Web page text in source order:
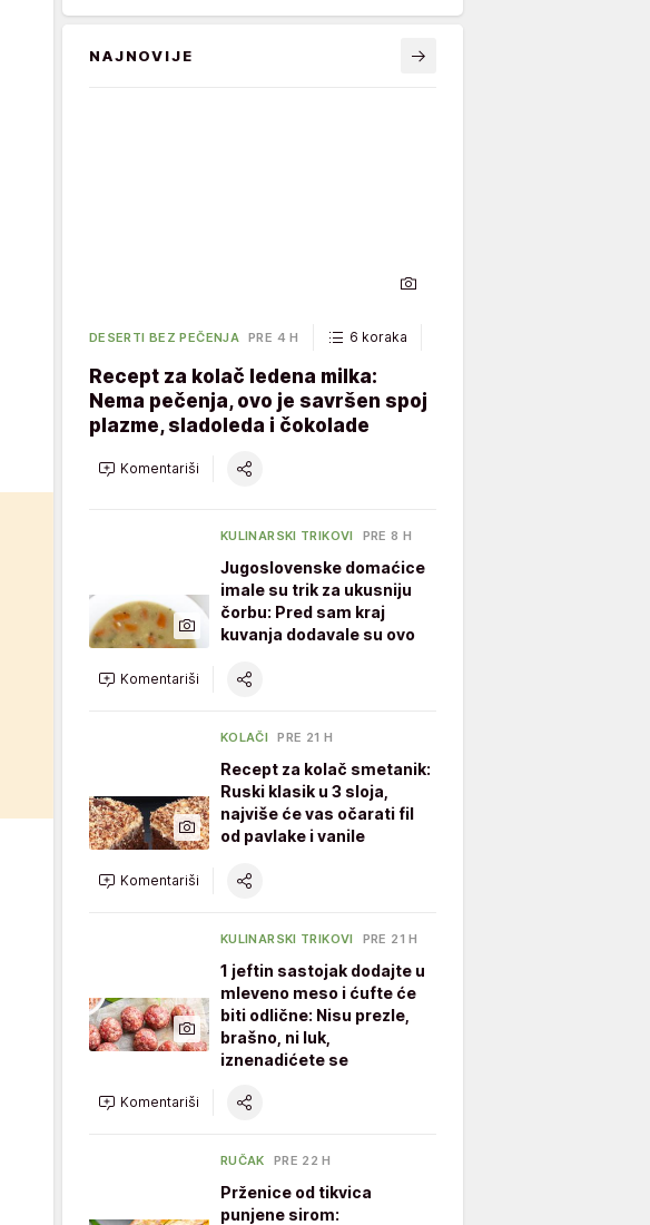
NAJNOVIJE
DESERTI BEZ PEČENJA PRE 4 H 6 koraka
Recept za kolač ledena milka:
Nema pečenja, ovo je savršen spoj
plazme, sladoleda i čokolade
Komentariši
KULINARSKI TRIKOVI PRE 8 H
Jugoslovenske domaćice
imale su trik za ukusniju
čorbu: Pred sam kraj
kuvanja dodavale su ovo
Komentariši
KOLAČI PRE 21 H
Recept za kolač smetanik:
Ruski klasik u 3 sloja,
najviše će vas očarati fil
od pavlake i vanile
Komentariši
KULINARSKI TRIKOVI PRE 21 H
1 jeftin sastojak dodajte u
mleveno meso i ćufte će
biti odlične: Nisu prezle,
brašno, ni luk,
iznenadićete se
Komentariši
RUČAK PRE 22 H
Prženice od tikvica
punjene sirom: